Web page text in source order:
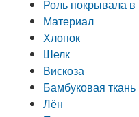
Роль покрывала в
Материал
Хлопок
Шелк
Вискоза
Бамбуковая ткань
Лён